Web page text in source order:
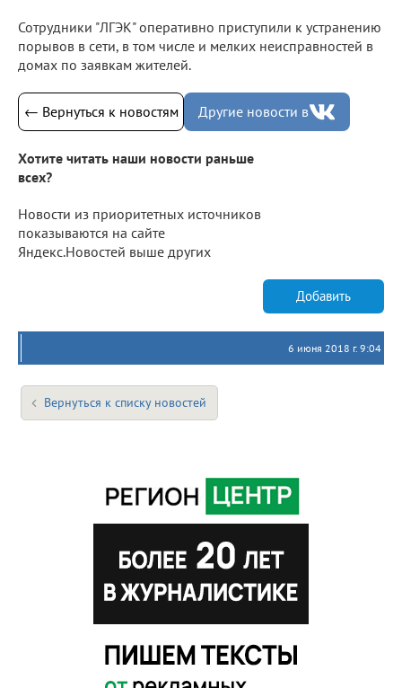
Сотрудники "ЛГЭК" оперативно приступили к устранению
порывов в сети, в том числе и мелких неисправностей в
домах по заявкам жителей.
← Вернуться к новостям Другие новости в
Хотите читать наши новости раньше
всех?
Новости из приоритетных источников
показываются на сайте
Яндекс.Новостей выше других
Добавить
6 июня 2018 г. 9:04
Вернуться к списку новостей